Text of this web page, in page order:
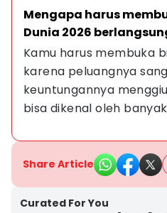
Mengapa harus
Dunia 2026
Kamu harus membuka
karena peluangnya
keuntungannya
bisa dikenal oleh
Share Article
Curated For You